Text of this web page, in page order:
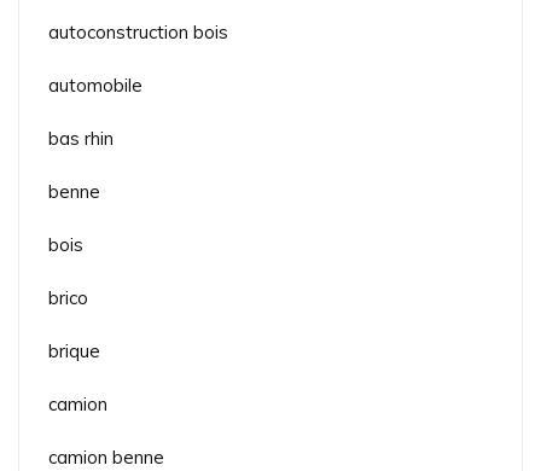
autoconstruction bois
automobile
bas rhin
benne
bois
brico
brique
camion
camion benne